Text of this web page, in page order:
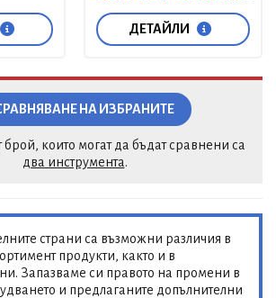
ДЕТАЙЛИ
НА ИЗБРАНИТЕ
които могат да бъдат сравнени са
два инструмента.
страни са възможни различия в
продукти, както и в
Запазваме си правото на промени в
и предлаганите допълнителни